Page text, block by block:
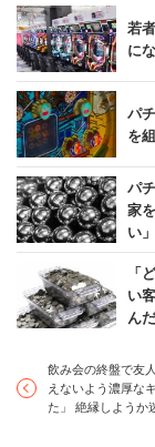
若
に
パ
を
パ
家
い」
「
い
ん
飲み会の終盤で友
えないよう濃厚な
た」 絶縁しようか